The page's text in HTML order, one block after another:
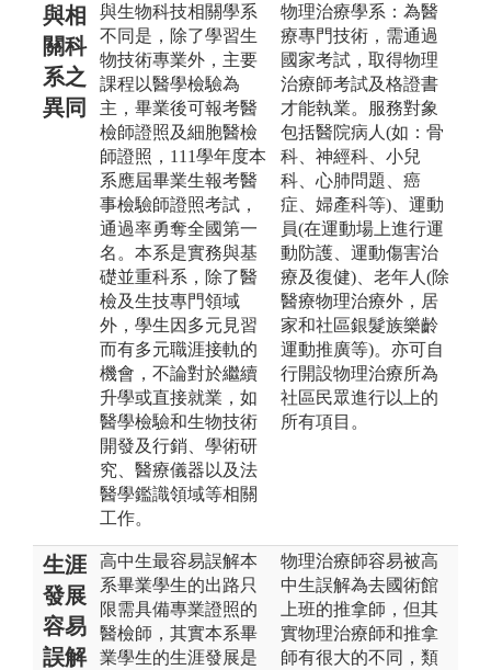
與相
關科
系之
異同
與生物科技相關學系
不同是，除了學習生
物技術專業外，主要
課程以醫學檢驗為
主，畢業後可報考醫
檢師證照及細胞醫檢
師證照，111學年度本
系應屆畢業生報考醫
事檢驗師證照考試，
通過率勇奪全國第一
名。本系是實務與基
礎並重科系，除了醫
檢及生技專門領域
外，學生因多元見習
而有多元職涯接軌的
機會，不論對於繼續
升學或直接就業，如
醫學檢驗和生物技術
開發及行銷、學術研
究、醫療儀器以及法
醫學鑑識領域等相關
工作。
物理治療學系：為醫
療專門技術，需通過
國家考試，取得物理
治療師考試及格證書
才能執業。服務對象
包括醫院病人(如：骨
科、神經科、小兒
科、心肺問題、癌
症、婦產科等)、運動
員(在運動場上進行運
動防護、運動傷害治
療及復健)、老年人(除
醫療物理治療外，居
家和社區銀髮族樂齡
運動推廣等)。亦可自
行開設物理治療所為
社區民眾進行以上的
所有項目。
生涯
發展
容易
誤解
高中生最容易誤解本
系畢業學生的出路只
限需具備專業證照的
醫檢師，其實本系畢
業學生的生涯發展是
物理治療師容易被高
中生誤解為去國術館
上班的推拿師，但其
實物理治療師和推拿
師有很大的不同，類